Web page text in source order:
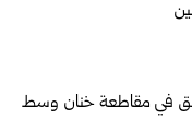
في مقاطعة خنان وسط